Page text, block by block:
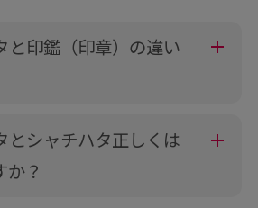
と印鑑（印章）の違い
とシャチハタ正しくは
か？